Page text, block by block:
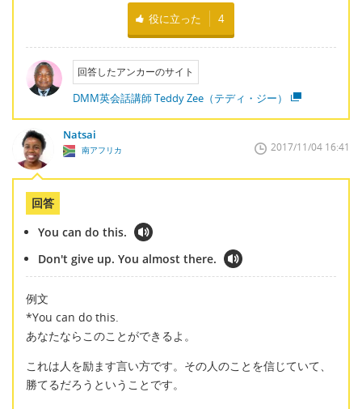
役に立った 4
回答したアンカーのサイト
DMM英会話講師 Teddy Zee（テディ・ジー）
Natsai
南アフリカ 2017/11/04 16:41
回答
You can do this.
Don't give up. You almost there.
例文
*You can do this.
あなたならこのことができるよ。
これは人を励ます言い方です。その人のことを信じていて、
勝てるだろうということです。